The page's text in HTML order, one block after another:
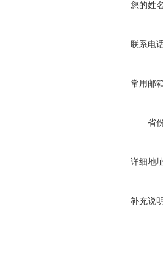
您的姓
联系电
常用邮
省
详细地
补充说